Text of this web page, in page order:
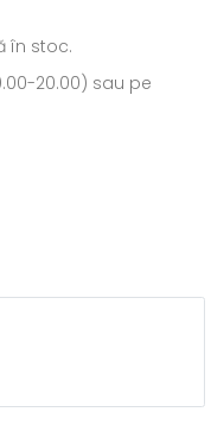
în stoc.
20.00) sau pe